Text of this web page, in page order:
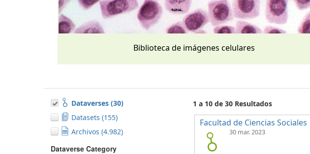
Biblioteca de imágenes celulares
Dataverses (30)
Datasets (155)
Archivos (4.982)
Dataverse Category
1 a 10 de 30 Resultados
Facultad de Ciencias Sociales
30 mar. 2023